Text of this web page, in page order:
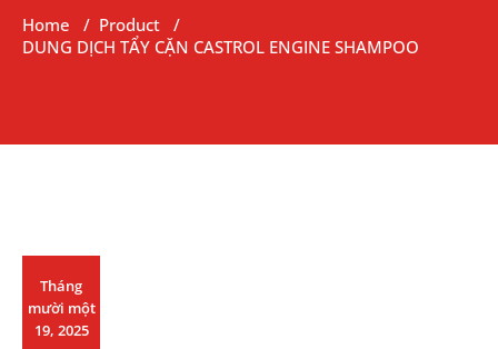
Home / Product /
DUNG DỊCH TẨY CẶN CASTROL ENGINE SHAMPOO
Tháng
mười một
19, 2025